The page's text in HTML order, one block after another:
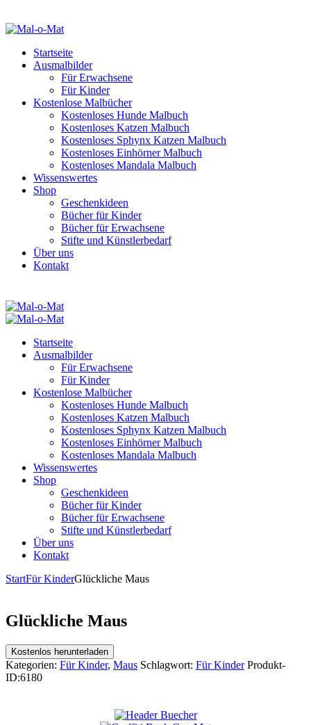
Startseite
Ausmalbilder
Für Erwachsene
Für Kinder
Kostenlose Malbücher
Kostenloses Hunde Malbuch
Kostenloses Katzen Malbuch
Kostenloses Sphynx Katzen Malbuch
Kostenloses Einhörner Malbuch
Kostenloses Mandala Malbuch
Wissenswertes
Shop
Geschenkideen
Bücher für Kinder
Bücher für Erwachsene
Stifte und Künstlerbedarf
Über uns
Kontakt
Startseite
Ausmalbilder
Für Erwachsene
Für Kinder
Kostenlose Malbücher
Kostenloses Hunde Malbuch
Kostenloses Katzen Malbuch
Kostenloses Sphynx Katzen Malbuch
Kostenloses Einhörner Malbuch
Kostenloses Mandala Malbuch
Wissenswertes
Shop
Geschenkideen
Bücher für Kinder
Bücher für Erwachsene
Stifte und Künstlerbedarf
Über uns
Kontakt
StartFür KinderGlückliche Maus
Glückliche Maus
Kostenlos herunterladen
Kategorien: Für Kinder, Maus Schlagwort: Für Kinder Produkt-
ID:6180